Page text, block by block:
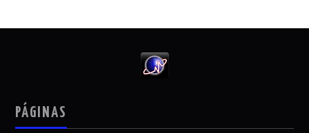
PÁGINAS